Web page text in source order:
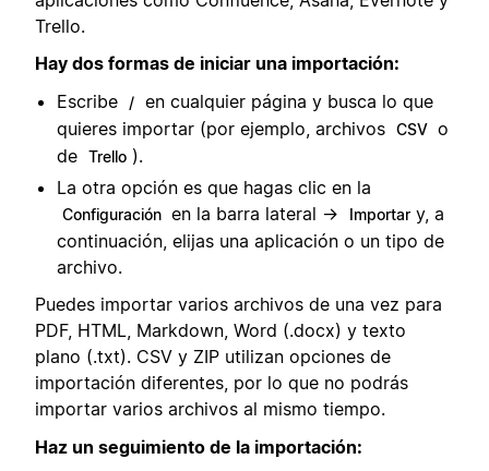
Trello.
Hay dos formas de iniciar una importación:
Escribe
/ en cualquier página y busca lo que
quieres importar (por ejemplo, archivos CSV o
de Trello ).
La otra opción es que hagas clic en la
Configuración en la barra lateral → Importar y, a
continuación, elijas una aplicación o un tipo de
archivo.
Puedes importar varios archivos de una vez para
PDF, HTML, Markdown, Word (.docx) y texto
plano (.txt). CSV y ZIP utilizan opciones de
importación diferentes, por lo que no podrás
importar varios archivos al mismo tiempo.
Haz un seguimiento de la importación: